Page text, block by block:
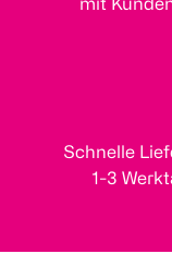
Schnelle
1-3